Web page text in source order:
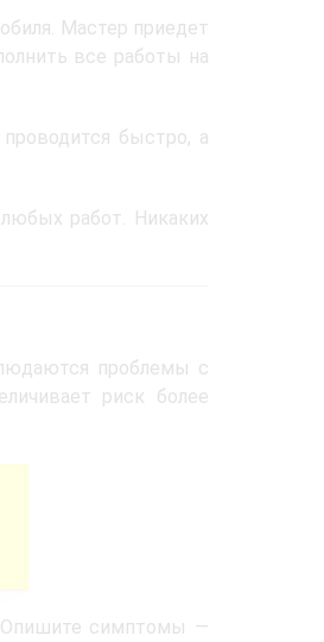
Мастер приедет
все работы на
быстро, а
работ. Никаких
проблемы с
риск более
Опишите симптомы —